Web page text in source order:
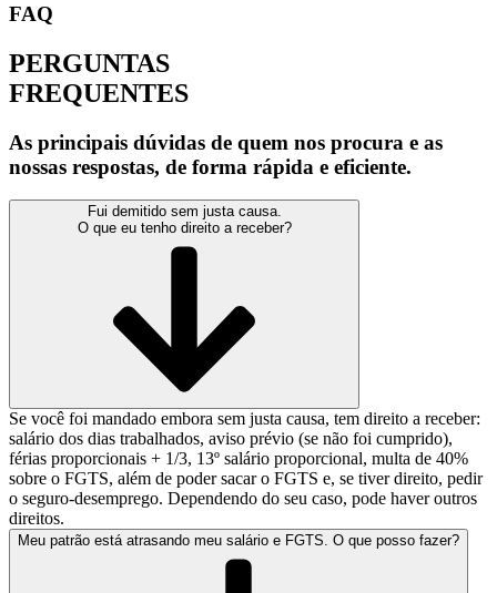
FAQ
PERGUNTAS
FREQUENTES
As principais dúvidas de quem nos procura e as
nossas respostas, de forma rápida e eficiente.
Fui demitido sem justa causa.
O que eu tenho direito a receber?
Se você foi mandado embora sem justa causa, tem direito a receber:
salário dos dias trabalhados, aviso prévio (se não foi cumprido),
férias proporcionais + 1/3, 13º salário proporcional, multa de 40%
sobre o FGTS, além de poder sacar o FGTS e, se tiver direito, pedir
o seguro-desemprego. Dependendo do seu caso, pode haver outros
direitos.
Meu patrão está atrasando meu salário e FGTS. O que posso fazer?